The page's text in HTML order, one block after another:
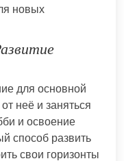
новых
для основной
неё и заняться
и освоение
способ развить
свои горизонты